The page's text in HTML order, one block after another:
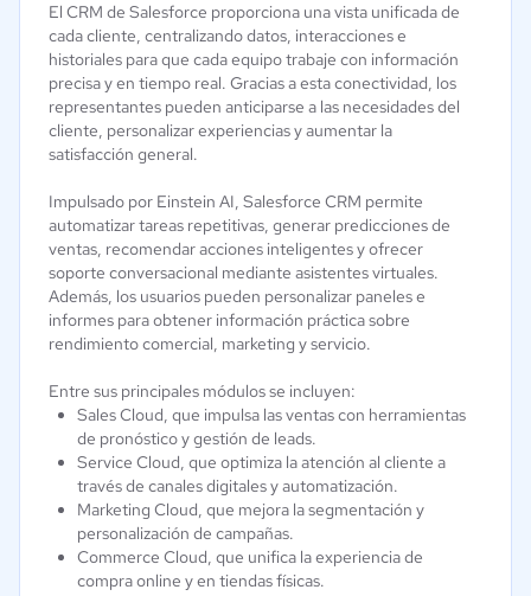
El CRM de Salesforce proporciona una vista unificada de
cada cliente, centralizando datos, interacciones e
historiales para que cada equipo trabaje con información
precisa y en tiempo real. Gracias a esta conectividad, los
representantes pueden anticiparse a las necesidades del
cliente, personalizar experiencias y aumentar la
satisfacción general.
Impulsado por Einstein AI, Salesforce CRM permite
automatizar tareas repetitivas, generar predicciones de
ventas, recomendar acciones inteligentes y ofrecer
soporte conversacional mediante asistentes virtuales.
Además, los usuarios pueden personalizar paneles e
informes para obtener información práctica sobre
rendimiento comercial, marketing y servicio.
Entre sus principales módulos se incluyen:
Sales Cloud, que impulsa las ventas con herramientas
de pronóstico y gestión de leads.
Service Cloud, que optimiza la atención al cliente a
través de canales digitales y automatización.
Marketing Cloud, que mejora la segmentación y
personalización de campañas.
Commerce Cloud, que unifica la experiencia de
compra online y en tiendas físicas.